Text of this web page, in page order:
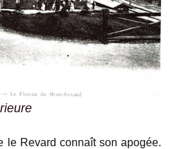
le Revard connaît son apogée.